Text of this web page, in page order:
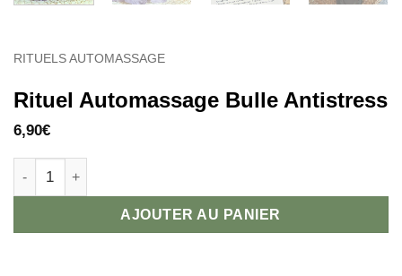
RITUELS AUTOMASSAGE
Rituel Automassage Bulle Antistress
6,90€
quantité de Rituel Automassage Bulle Antistress
AJOUTER AU PANIER